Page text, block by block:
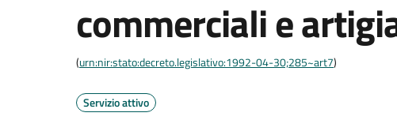
commerciali e
(urn:nir:stato:decreto.legislativo:1992-04-30;285~art7)
Servizio attivo